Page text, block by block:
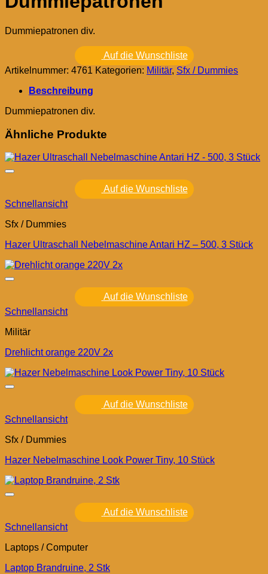
Dummiepatronen div.
Auf die Wunschliste
Artikelnummer: 4761 Kategorien: Militär, Sfx / Dummies
Beschreibung
Dummiepatronen div.
Ähnliche Produkte
Auf die Wunschliste
Schnellansicht
Sfx / Dummies
Hazer Ultraschall Nebelmaschine Antari HZ – 500, 3 Stück
Auf die Wunschliste
Schnellansicht
Militär
Drehlicht orange 220V 2x
Auf die Wunschliste
Schnellansicht
Sfx / Dummies
Hazer Nebelmaschine Look Power Tiny, 10 Stück
Auf die Wunschliste
Schnellansicht
Laptops / Computer
Laptop Brandruine, 2 Stk